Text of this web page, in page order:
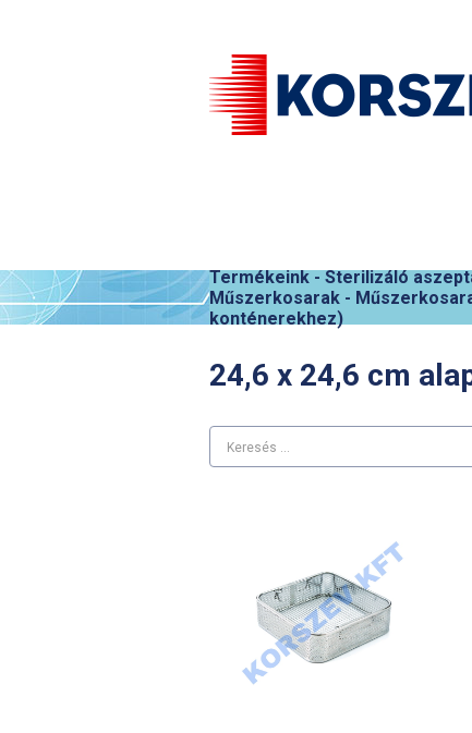
Termékeink-Sterilizáló
Műszerkosarak -
konténerekhez)
24,6 x 24,6 cm